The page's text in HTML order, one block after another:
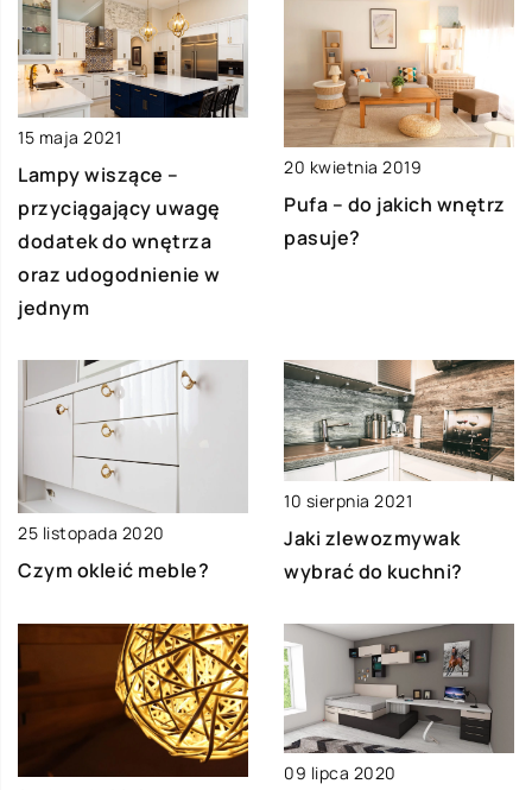
15 maja 2021
Lampy wiszące –
przyciągający uwagę
dodatek do wnętrza
oraz udogodnienie w
jednym
20 kwietnia 2019
Pufa – do jakich wnętrz
pasuje?
25 listopada 2020
Czym okleić meble?
10 sierpnia 2021
Jaki zlewozmywak
wybrać do kuchni?
09 lipca 2020